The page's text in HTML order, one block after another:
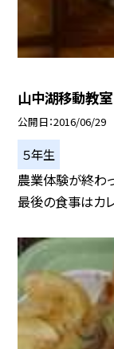
山中湖移動教室
公開日 2016/06/29
５年生
農業体験が終わ
最後の食事はカ